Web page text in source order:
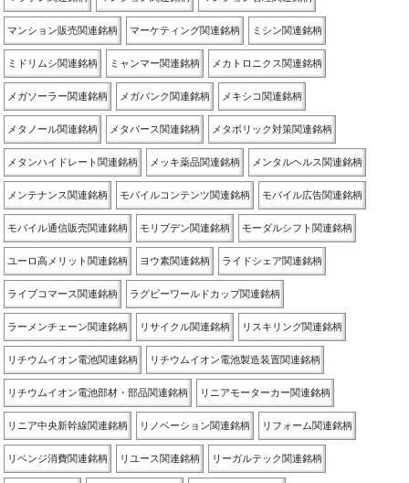
マンション販売関連銘柄 マーケティング関連銘柄 ミシン関連銘柄
ミドリムシ関連銘柄 ミャンマー関連銘柄 メカトロニクス関連銘柄
メガソーラー関連銘柄 メガバンク関連銘柄 メキシコ関連銘柄
メタノール関連銘柄 メタバース関連銘柄 メタボリック対策関連銘柄
メタンハイドレート関連銘柄 メッキ薬品関連銘柄 メンタルヘルス関連銘柄
メンテナンス関連銘柄 モバイルコンテンツ関連銘柄 モバイル広告関連銘柄
モバイル通信販売関連銘柄 モリブデン関連銘柄 モーダルシフト関連銘柄
ユーロ高メリット関連銘柄 ヨウ素関連銘柄 ライドシェア関連銘柄
ライブコマース関連銘柄 ラグビーワールドカップ関連銘柄
ラーメンチェーン関連銘柄 リサイクル関連銘柄 リスキリング関連銘柄
リチウムイオン電池関連銘柄 リチウムイオン電池製造装置関連銘柄
リチウムイオン電池部材・部品関連銘柄 リニアモーターカー関連銘柄
リニア中央新幹線関連銘柄 リノベーション関連銘柄 リフォーム関連銘柄
リベンジ消費関連銘柄 リユース関連銘柄 リーガルテック関連銘柄